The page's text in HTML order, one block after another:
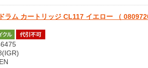
ラム カートリッジ CL117 イエロー （